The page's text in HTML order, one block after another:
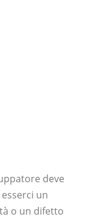
deve
un
o un difetto